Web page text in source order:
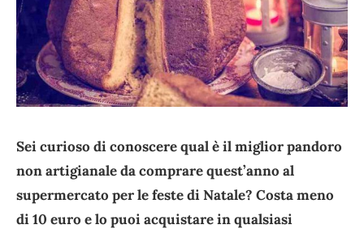
Sei curioso di conoscere qual è il miglior pandoro
non artigianale da comprare quest’anno al
supermercato per le feste di Natale? Costa meno
di 10 euro e lo puoi acquistare in qualsiasi